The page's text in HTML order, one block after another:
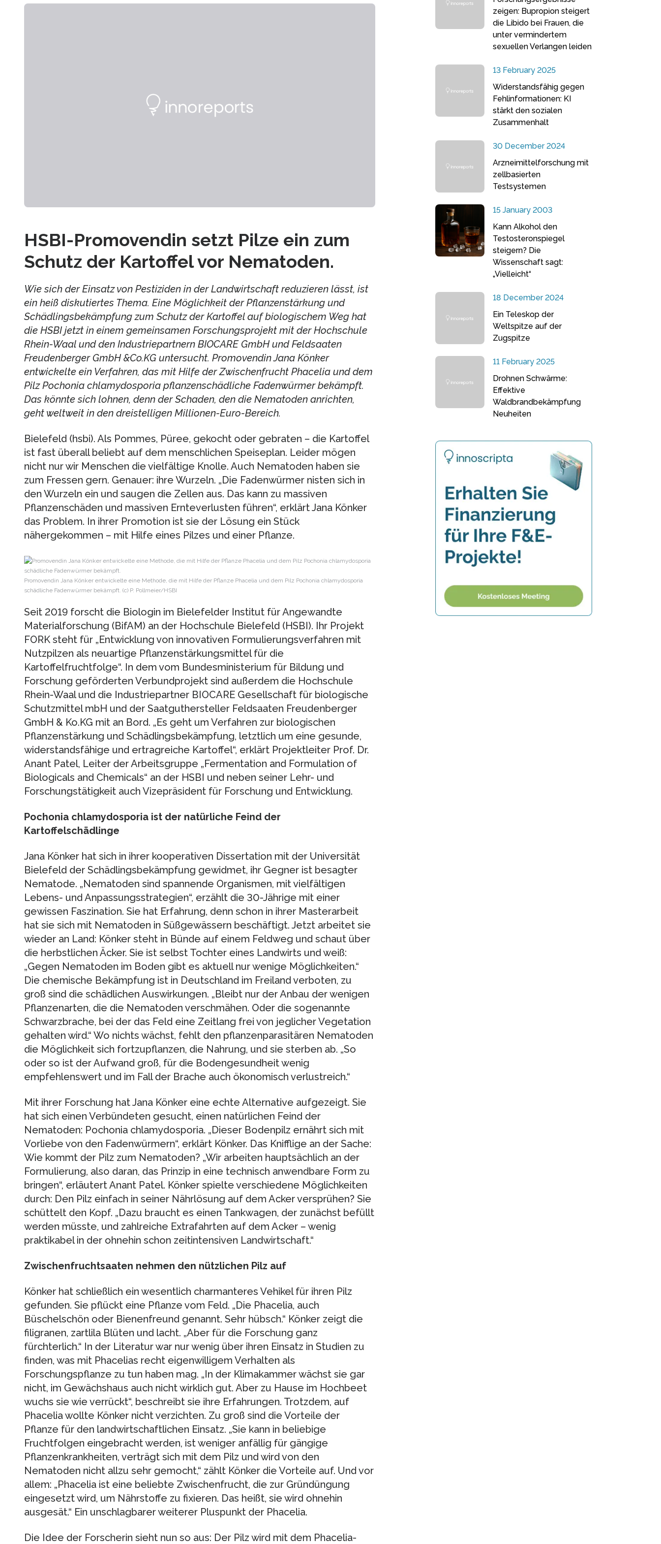
HSBI-Promovendin setzt Pilze ein zum
Schutz der Kartoffel vor Nematoden.
Wie sich der Einsatz von Pestiziden in der Landwirtschaft reduzieren lässt, ist
ein heiß diskutiertes Thema. Eine Möglichkeit der Pflanzenstärkung und
Schädlingsbekämpfung zum Schutz der Kartoffel auf biologischem Weg hat
die HSBI jetzt in einem gemeinsamen Forschungsprojekt mit der Hochschule
Rhein-Waal und den Industriepartnern BIOCARE GmbH und Feldsaaten
Freudenberger GmbH &Co.KG untersucht. Promovendin Jana Könker
entwickelte ein Verfahren, das mit Hilfe der Zwischenfrucht Phacelia und dem
Pilz Pochonia chlamydosporia pflanzenschädliche Fadenwürmer bekämpft.
Das könnte sich lohnen, denn der Schaden, den die Nematoden anrichten,
geht weltweit in den dreistelligen Millionen-Euro-Bereich.
Bielefeld (hsbi). Als Pommes, Püree, gekocht oder gebraten – die Kartoffel
ist fast überall beliebt auf dem menschlichen Speiseplan. Leider mögen
nicht nur wir Menschen die vielfältige Knolle. Auch Nematoden haben sie
zum Fressen gern. Genauer: ihre Wurzeln. „Die Fadenwürmer nisten sich in
den Wurzeln ein und saugen die Zellen aus. Das kann zu massiven
Pflanzenschäden und massiven Ernteverlusten führen“, erklärt Jana Könker
das Problem. In ihrer Promotion ist sie der Lösung ein Stück
nähergekommen – mit Hilfe eines Pilzes und einer Pflanze.
Promovendin Jana Könker entwickelte eine Methode, die mit Hilfe der Pflanze Phacelia und dem Pilz Pochonia chlamydosporia
schädliche Fadenwürmer bekämpft. (c) P. Pollmeier/HSBI
Seit 2019 forscht die Biologin im Bielefelder Institut für Angewandte
Materialforschung (BifAM) an der Hochschule Bielefeld (HSBI). Ihr Projekt
FORK steht für „Entwicklung von innovativen Formulierungsverfahren mit
Nutzpilzen als neuartige Pflanzenstärkungsmittel für die
Kartoffelfruchtfolge“. In dem vom Bundesministerium für Bildung und
Forschung geförderten Verbundprojekt sind außerdem die Hochschule
Rhein-Waal und die Industriepartner BIOCARE Gesellschaft für biologische
Schutzmittel mbH und der Saatguthersteller Feldsaaten Freudenberger
GmbH & Ko.KG mit an Bord. „Es geht um Verfahren zur biologischen
Pflanzenstärkung und Schädlingsbekämpfung, letztlich um eine gesunde,
widerstandsfähige und ertragreiche Kartoffel“, erklärt Projektleiter Prof. Dr.
Anant Patel, Leiter der Arbeitsgruppe „Fermentation and Formulation of
Biologicals and Chemicals“ an der HSBI und neben seiner Lehr- und
Forschungstätigkeit auch Vizepräsident für Forschung und Entwicklung.
Pochonia chlamydosporia ist der natürliche Feind der
Kartoffelschädlinge
Jana Könker hat sich in ihrer kooperativen Dissertation mit der Universität
Bielefeld der Schädlingsbekämpfung gewidmet, ihr Gegner ist besagter
Nematode. „Nematoden sind spannende Organismen, mit vielfältigen
Lebens- und Anpassungsstrategien“, erzählt die 30-Jährige mit einer
gewissen Faszination. Sie hat Erfahrung, denn schon in ihrer Masterarbeit
hat sie sich mit Nematoden in Süßgewässern beschäftigt. Jetzt arbeitet sie
wieder an Land: Könker steht in Bünde auf einem Feldweg und schaut über
die herbstlichen Äcker. Sie ist selbst Tochter eines Landwirts und weiß:
„Gegen Nematoden im Boden gibt es aktuell nur wenige Möglichkeiten.“
Die chemische Bekämpfung ist in Deutschland im Freiland verboten, zu
groß sind die schädlichen Auswirkungen. „Bleibt nur der Anbau der wenigen
Pflanzenarten, die die Nematoden verschmähen. Oder die sogenannte
Schwarzbrache, bei der das Feld eine Zeitlang frei von jeglicher Vegetation
gehalten wird.“ Wo nichts wächst, fehlt den pflanzenparasitären Nematoden
die Möglichkeit sich fortzupflanzen, die Nahrung, und sie sterben ab. „So
oder so ist der Aufwand groß, für die Bodengesundheit wenig
empfehlenswert und im Fall der Brache auch ökonomisch verlustreich.“
Mit ihrer Forschung hat Jana Könker eine echte Alternative aufgezeigt. Sie
hat sich einen Verbündeten gesucht, einen natürlichen Feind der
Nematoden: Pochonia chlamydosporia. „Dieser Bodenpilz ernährt sich mit
Vorliebe von den Fadenwürmern“, erklärt Könker. Das Knifflige an der Sache:
Wie kommt der Pilz zum Nematoden? „Wir arbeiten hauptsächlich an der
Formulierung, also daran, das Prinzip in eine technisch anwendbare Form zu
bringen“, erläutert Anant Patel. Könker spielte verschiedene Möglichkeiten
durch: Den Pilz einfach in seiner Nährlösung auf dem Acker versprühen? Sie
schüttelt den Kopf. „Dazu braucht es einen Tankwagen, der zunächst befüllt
werden müsste, und zahlreiche Extrafahrten auf dem Acker – wenig
praktikabel in der ohnehin schon zeitintensiven Landwirtschaft.“
Zwischenfruchtsaaten nehmen den nützlichen Pilz auf
Könker hat schließlich ein wesentlich charmanteres Vehikel für ihren Pilz
gefunden. Sie pflückt eine Pflanze vom Feld. „Die Phacelia, auch
Büschelschön oder Bienenfreund genannt. Sehr hübsch.“ Könker zeigt die
filigranen, zartlila Blüten und lacht. „Aber für die Forschung ganz
fürchterlich.“ In der Literatur war nur wenig über ihren Einsatz in Studien zu
finden, was mit Phacelias recht eigenwilligem Verhalten als
Forschungspflanze zu tun haben mag. „In der Klimakammer wächst sie gar
nicht, im Gewächshaus auch nicht wirklich gut. Aber zu Hause im Hochbeet
wuchs sie wie verrückt“, beschreibt sie ihre Erfahrungen. Trotzdem, auf
Phacelia wollte Könker nicht verzichten. Zu groß sind die Vorteile der
Pflanze für den landwirtschaftlichen Einsatz. „Sie kann in beliebige
Fruchtfolgen eingebracht werden, ist weniger anfällig für gängige
Pflanzenkrankheiten, verträgt sich mit dem Pilz und wird von den
Nematoden nicht allzu sehr gemocht,“ zählt Könker die Vorteile auf. Und vor
allem: „Phacelia ist eine beliebte Zwischenfrucht, die zur Gründüngung
eingesetzt wird, um Nährstoffe zu fixieren. Das heißt, sie wird ohnehin
ausgesät.“ Ein unschlagbarer weiterer Pluspunkt der Phacelia.
Die Idee der Forscherin sieht nun so aus: Der Pilz wird mit dem Phacelia-
zeigen: Bupropion steigert
die Libido bei Frauen, die
unter vermindertem
sexuellen Verlangen leiden
13 February 2025
Widerstandsfähig gegen
Fehlinformationen: KI
stärkt den sozialen
Zusammenhalt
30 December 2024
Arzneimittelforschung mit
zellbasierten
Testsystemen
15 January 2003
Kann Alkohol den
Testosteronspiegel
steigern? Die
Wissenschaft sagt:
„Vielleicht“
18 December 2024
Ein Teleskop der
Weltspitze auf der
Zugspitze
11 February 2025
Drohnen Schwärme:
Effektive
Waldbrandbekämpfung
Neuheiten